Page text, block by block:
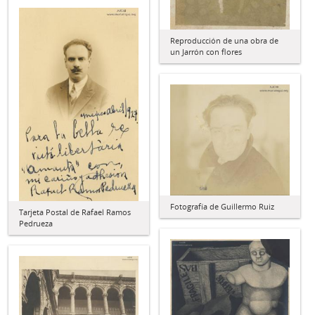
Reproducción de una obra de
un Jarrón con flores
Tarjeta Postal de Rafael Ramos
Pedrueza
Fotografía de Guillermo Ruiz